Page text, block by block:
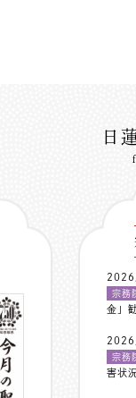
日
宗務
金」
宗務
害状